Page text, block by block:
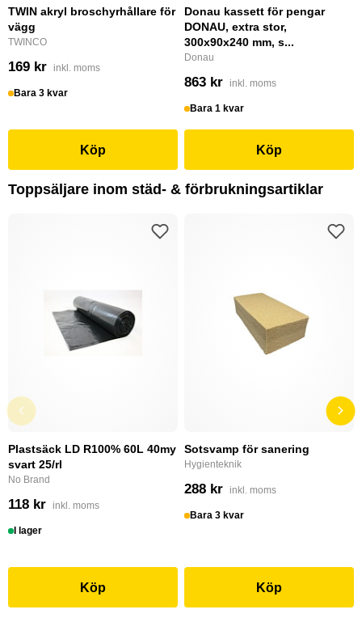
TWIN akryl broschyrhållare för
vägg
TWINCO
169 kr inkl. moms
Bara 3 kvar
Köp
Donau kassett för pengar
DONAU, extra stor,
300x90x240 mm, s...
Donau
863 kr inkl. moms
Bara 1 kvar
Köp
Toppsäljare inom städ- & förbrukningsartiklar
Plastsäck LD R100% 60L 40my
svart 25/rl
No Brand
118 kr inkl. moms
I lager
Köp
Sotsvamp för sanering
Hygienteknik
288 kr inkl. moms
Bara 3 kvar
Köp